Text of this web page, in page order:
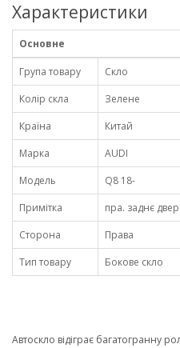
Характеристики
Основне
Група товару
Скло
Колір скла
Зелене
Країна
Китай
Марка
AUDI
Модель
Q8 18-
Примітка
пра. заднє
Сторона
Права
Тип товару
Бокове скло
Автоскло відіграє багатогранну